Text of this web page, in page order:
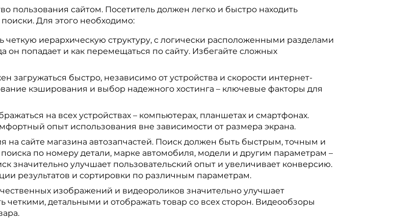
пользования сайтом. Посетитель должен легко и быстро находить
Для этого необходимо:
четкую иерархическую структуру, с логически расположенными разделами
он попадает и как перемещаться по сайту. Избегайте сложных
загружаться быстро, независимо от устройства и скорости интернет-
кэширования и выбор надежного хостинга – ключевые факторы для
на всех устройствах – компьютерах, планшетах и смартфонах.
опыт использования вне зависимости от размера экрана.
на сайте магазина автозапчастей. Поиск должен быть быстрым, точным и
по номеру детали, марке автомобиля, модели и другим параметрам –
значительно улучшает пользовательский опыт и увеличивает конверсию.
результатов и сортировки по различным параметрам.
изображений и видеороликов значительно улучшает
детальными и отображать товар со всех сторон. Видеообзоры